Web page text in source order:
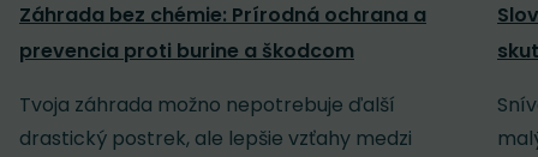
Záhrada bez chémie: Prírodná ochrana a
prevencia proti burine a škodcom
Tvoja záhrada možno nepotrebuje ďalší
drastický postrek, ale lepšie vzťahy medzi